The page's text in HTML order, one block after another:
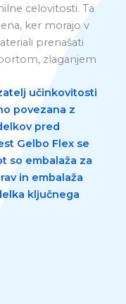
celovitosti. Ta
ker morajo v
prenašati
zlaganjem
učinkovitosti
povezana z
pred
Gelbo Flex se
so embalaža za
in embalaža
ključnega